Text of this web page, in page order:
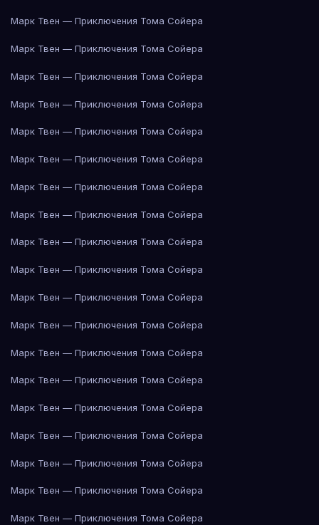
Марк Твен — Приключения Тома Сойера
Марк Твен — Приключения Тома Сойера
Марк Твен — Приключения Тома Сойера
Марк Твен — Приключения Тома Сойера
Марк Твен — Приключения Тома Сойера
Марк Твен — Приключения Тома Сойера
Марк Твен — Приключения Тома Сойера
Марк Твен — Приключения Тома Сойера
Марк Твен — Приключения Тома Сойера
Марк Твен — Приключения Тома Сойера
Марк Твен — Приключения Тома Сойера
Марк Твен — Приключения Тома Сойера
Марк Твен — Приключения Тома Сойера
Марк Твен — Приключения Тома Сойера
Марк Твен — Приключения Тома Сойера
Марк Твен — Приключения Тома Сойера
Марк Твен — Приключения Тома Сойера
Марк Твен — Приключения Тома Сойера
Марк Твен — Приключения Тома Сойера